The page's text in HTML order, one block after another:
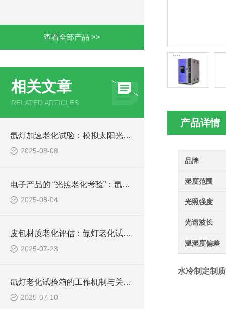
查看全部产品 >>
相关文章
RELATED ARTICLES
氙灯加速老化试验：模拟太阳光下产品寿命评估的技术规范与应用
2025-08-08
电子产品的 “光照老化考验”：氙灯试验箱测试技术详解
2025-08-04
皮包材质老化评估：氙灯老化试验箱的测试实践与解析
2025-07-23
氙灯老化试验箱的工作机制与关键技术解析
2025-07-10
产品详情
品牌
湿度范围
光照强度
光谱波长
温湿度偏差
水冷制定制